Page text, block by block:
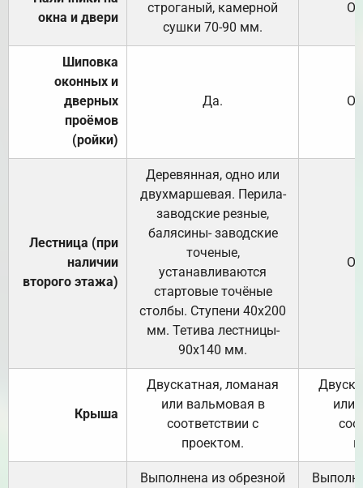
окна и двери
строганый, камерной
сушки 70-90 мм.
Шиповка
оконных и
дверных
проёмов
(ройки)
Да.
Лестница (при
наличии
второго этажа)
Деревянная, одно или
двухмаршевая. Перила-
заводские резные,
балясины- заводские
точеные,
устанавливаются
стартовые точёные
столбы. Ступени 40х200
мм. Тетива лестницы-
90х140 мм.
Крыша
Двускатная, ломаная
или вальмовая в
соответствии с
проектом.
или
Выполнена из обрезной